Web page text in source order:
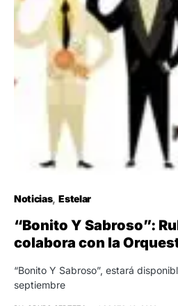
Noticias Estelar
“Bonito Y Sabroso”:
colabora con la
“Bonito Y Sabroso”, estará
septiembre